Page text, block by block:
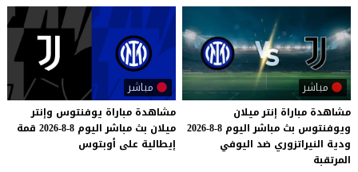
مباشر
مشاهدة مباراة إنتر ميلان
ويوفنتوس بث مباشر اليوم 8-8-2026
ودية النيراتزوري ضد اليوفي
المرتقبة
مباشر
مشاهدة مباراة يوفنتوس وإنتر
ميلان بث مباشر اليوم 8-8-2026
قمة
إيطالية على أوبتوس